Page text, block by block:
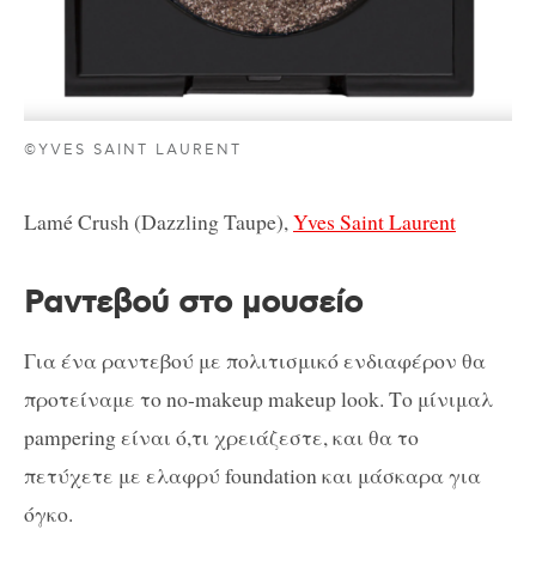
©YVES SAINT LAURENT
Lamé Crush (Dazzling Taupe), Yves Saint Laurent
Ραντεβού στο μουσείο
Για ένα ραντεβού με πολιτισμικό ενδιαφέρον θα
προτείναμε το no-makeup makeup look. Το μίνιμαλ
pampering είναι ό,τι χρειάζεστε, και θα το
πετύχετε με ελαφρύ foundation και μάσκαρα για
όγκο.